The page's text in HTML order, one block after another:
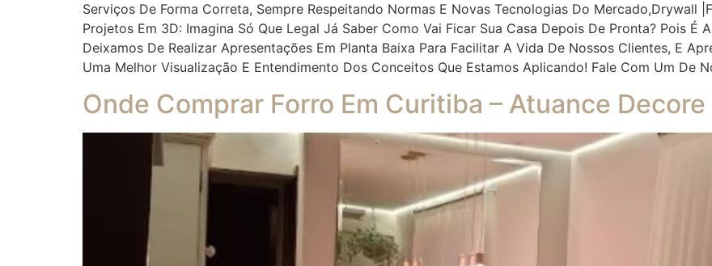
Serviços De Forma Correta, Sempre Respeitando Normas E Novas Tecnologias Do Mercado,drywall
Projetos Em 3D: Imagina Só Que Legal Já Saber Como Vai Ficar Sua Casa Depois De Pronta? Pois É
Deixamos De Realizar Apresentações Em Planta Baixa Para Facilitar A Vida De Nossos Clientes, E
Uma Melhor Visualização E Entendimento Dos Conceitos Que Estamos Aplicando! Fale Com Um De
Onde Comprar Forro Em Curitiba – Atuance Decore